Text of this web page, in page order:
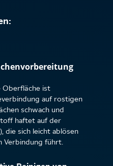
Oberfläche ist
auf rostigen
schwach und
haftet auf der
die sich leicht ablösen
Verbindung führt.